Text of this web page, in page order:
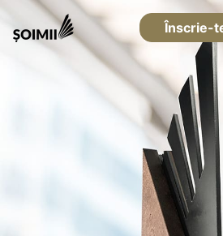
Înscrie-